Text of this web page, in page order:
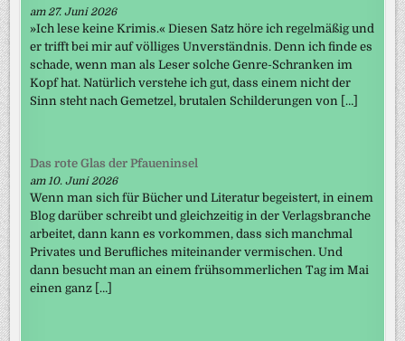
am 27. Juni 2026
»Ich lese keine Krimis.« Diesen Satz höre ich regelmäßig und
er trifft bei mir auf völliges Unverständnis. Denn ich finde es
schade, wenn man als Leser solche Genre-Schranken im
Kopf hat. Natürlich verstehe ich gut, dass einem nicht der
Sinn steht nach Gemetzel, brutalen Schilderungen von […]
Das rote Glas der Pfaueninsel
am 10. Juni 2026
Wenn man sich für Bücher und Literatur begeistert, in einem
Blog darüber schreibt und gleichzeitig in der Verlagsbranche
arbeitet, dann kann es vorkommen, dass sich manchmal
Privates und Berufliches miteinander vermischen. Und
dann besucht man an einem frühsommerlichen Tag im Mai
einen ganz […]